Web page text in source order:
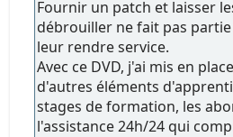
Fournir un patch et laisser
débrouiller ne fait pas
leur rendre service.
Avec ce DVD, j'ai mis en
d'autres éléments
stages de formation, les
l'assistance 24h/24 qui